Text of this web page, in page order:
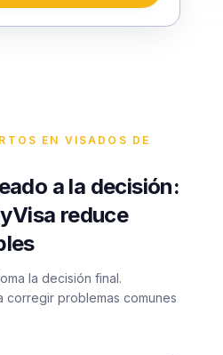
EN VISADOS DE
a la decisión:
reduce
la decisión final.
corregir problemas comunes